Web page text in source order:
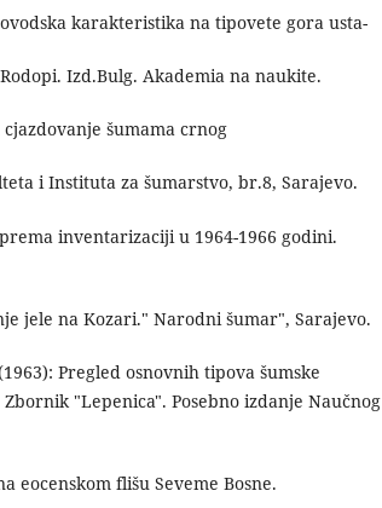
karakteristika na tipovete gora usta-
Izd.Bulg. Akademia na naukite.
cjazdovanje šumama crnog
i Instituta za šumarstvo, br.8, Sarajevo.
inventarizaciji u 1964-1966 godini.
jele na Kozari." Narodni šumar", Sarajevo.
Pregled osnovnih tipova šumske
"Lepenica". Posebno izdanje Naučnog
eocenskom flišu Seveme Bosne.